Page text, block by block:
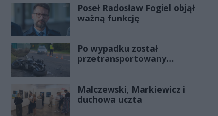
Poseł Radosław Fogiel objął
ważną funkcję
Po wypadku został
przetransportowany
Malczewski, Markiewicz i
duchowa uczta